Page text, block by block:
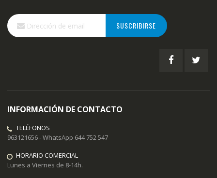
Inscríbase
a
nuestro
SUSCRIBIRSE
INFORMACIÓN DE CONTACTO
TELÉFONOS
963121656 - WhatsApp 644 752 547
HORARIO COMERCIAL
Lunes a Viernes de 8-14h.